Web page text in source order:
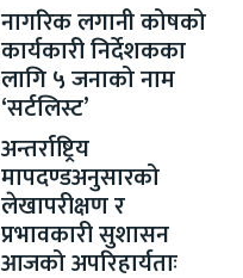
नागरिक लगानी कोषको
कार्यकारी निर्देशकका
लागि ५ जनाको नाम
‘सर्टलिस्ट’
अन्तर्राष्ट्रिय
मापदण्डअनुसारको
लेखापरीक्षण र
प्रभावकारी सुशासन
आजको अपरिहार्यताः